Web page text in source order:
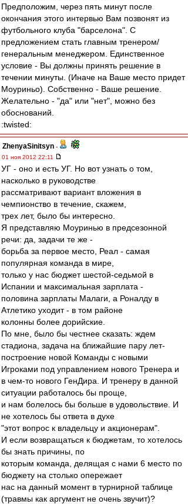
Предположим, через пять минут после
окончания этого интервью Вам позвонят из
футбольного клуба "барселона". С
предложением стать главным тренером/
генеральным менеджером. Единственное
условие - Вы должны принять решение в
течении минуты. (Иначе на Ваше место придет
Моуриньо). Собственно - Ваше решение.
Желательно - "да" или "нет", можно без
обоснований.
:twisted:
ZhenyaSinitsyn -
01 ноя 2012 22:11
УГ - оно и есть УГ. Но вот узнать о том,
насколько в руководстве
рассматривают вариант вложения в
чемпионство в течение, скажем,
трех лет, было бы интересно.
Я представляю Моуринью в предсезонной
речи: да, задачи те же -
борьба за первое место, Реал - самая
популярная команда в мире,
только у нас бюджет шестой-седьмой в
Испании и максимальная зарплата -
половина зарплаты Малаги, а Роналду в
Атлетико уходит - в том районе
колонны более дорийские.
По мне, было бы честнее сказать: ждем
стадиона, задача на ближайшие пару лет-
построение новой Команды с новыми
Игроками под управлением нового Тренера и
в чем-то нового ГенДира. И тренеру в данной
ситуации работалось бы проще,
и нам болелось бы больше в удовольствие. И
не хотелось бы ответа в духе
"этот вопрос к владельцу и акционерам".
И если возвращаться к бюджетам, то хотелось
бы знать причины, по
которым команда, делящая с нами 6 место по
бюджету на столько опережает
нас на данный момент в турнирной таблице
(травмы как аргумент не очень звучит)?